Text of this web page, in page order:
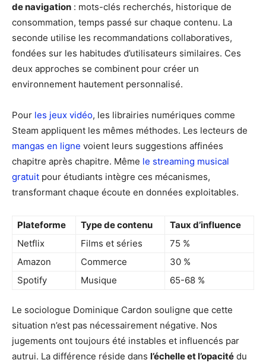
de navigation : mots-clés recherchés, historique de
consommation, temps passé sur chaque contenu. La
seconde utilise les recommandations collaboratives,
fondées sur les habitudes d’utilisateurs similaires. Ces
deux approches se combinent pour créer un
environnement hautement personnalisé.
Pour les jeux vidéo, les librairies numériques comme
Steam appliquent les mêmes méthodes. Les lecteurs de
mangas en ligne voient leurs suggestions affinées
chapitre après chapitre. Même le streaming musical
gratuit pour étudiants intègre ces mécanismes,
transformant chaque écoute en données exploitables.
Plateforme Type de contenu
Taux d’influence
Netflix
Films et séries
75 %
Amazon
Commerce
30 %
Spotify
Musique 65-68 %
Le sociologue Dominique Cardon souligne que cette
situation n’est pas nécessairement négative. Nos
jugements ont toujours été instables et influencés par
autrui. La différence réside dans l’échelle et l’opacité du